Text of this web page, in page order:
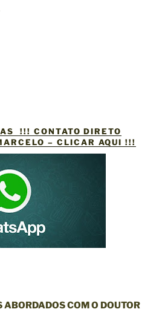
!!! CONTATO DIRETO
– CLICAR AQUI !!!
ABORDADOS COM O DOUTOR